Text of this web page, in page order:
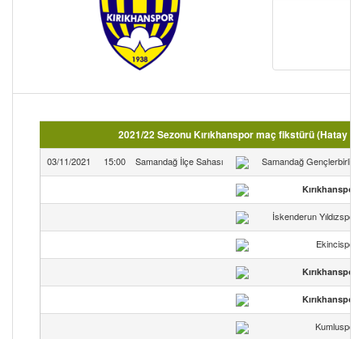
2021/22 Sezonu Kırıkhanspor maç fikstürü (Hatay
03/11/2021 15:00 Samandağ İlçe Sahası Samandağ Gençlerbirliği
Kırıkhanspor
İskenderun Yıldızspor
Ekincispor
Kırıkhanspor
Kırıkhanspor
Kumluspor